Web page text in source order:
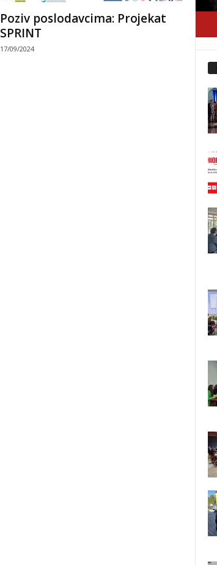
Poziv poslodavcima: Projekat
SPRINT
17/09/2024